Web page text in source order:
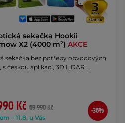
sekačka Hookii
X2 (4000 m²) AKCE
sekačka bez potřeby obvodových
s českou aplikací, 3D LiDAR …
Kč 69 990 Kč
– 11.8. u Vás
-36%